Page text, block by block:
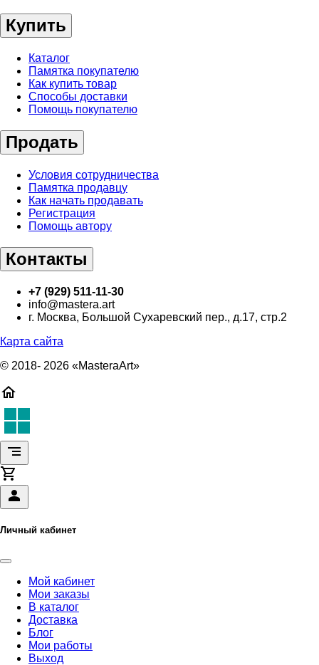
Купить
Каталог
Памятка покупателю
Как купить товар
Способы доставки
Помощь покупателю
Продать
Условия сотрудничества
Памятка продавцу
Как начать продавать
Регистрация
Помощь автору
Контакты
+7 (929) 511-11-30
info@mastera.art
г. Москва, Большой Сухаревский пер., д.17, стр.2
Карта сайта
© 2018- 2026 «MasteraArt»
Личный кабинет
Мой кабинет
Мои заказы
В каталог
Доставка
Блог
Мои работы
Выход